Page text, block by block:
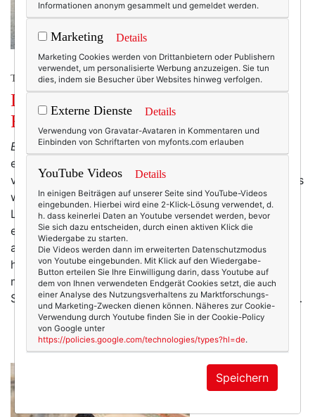
TEXTERELLA IN DER PROVENCE
Der French-Chic-Mythos: Was
Französinnen wirklich tragen.
Excusez-moi , aber ich muss noch mal. Ich muss
einfach noch einmal in Erinnerungen schwelgen und
von der Provence schwärmen – und ich fürchte fast, es
wird nicht das letzte Mal sein. Da müssen Texterella-
Leserinnen jetzt wohl durch. Es war ja aber auch
einfach zu … „hach“: Der plätschernde Springbrunnen
auf dem Marktplatz, der üppig an Häusern
hochrankende Oleander, der kleine Lebensmittelladen
mit zehn verschiedenen Tomatensorten auf den
Steigen vor der Tür, der Duft nach frisch gebackenen…
mehr
Informationen anonym gesammelt und gemeldet werden.
Marketing Details
Marketing Cookies werden von Drittanbietern oder Publishern
verwendet, um personalisierte Werbung anzuzeigen. Sie tun
dies, indem sie Besucher über Websites hinweg verfolgen.
Externe Dienste Details
Verwendung von Gravatar-Avataren in Kommentaren und
Einbinden von Schriftarten von myfonts.com erlauben
YouTube Videos Details
In einigen Beiträgen auf unserer Seite sind YouTube-Videos
eingebunden. Hierbei wird eine 2-Klick-Lösung verwendet, d.
h. dass keinerlei Daten an Youtube versendet werden, bevor
Sie sich dazu entscheiden, durch einen aktiven Klick die
Wiedergabe zu starten.
Die Videos werden dann im erweiterten Datenschutzmodus
von Youtube eingebunden. Mit Klick auf den Wiedergabe-
Button erteilen Sie Ihre Einwilligung darin, dass Youtube auf
dem von Ihnen verwendeten Endgerät Cookies setzt, die auch
einer Analyse des Nutzungsverhaltens zu Marktforschungs-
und Marketing-Zwecken dienen können. Näheres zur Cookie-
Verwendung durch Youtube finden Sie in der Cookie-Policy
von Google unter
https://policies.google.com/technologies/types?hl=de.
Speichern